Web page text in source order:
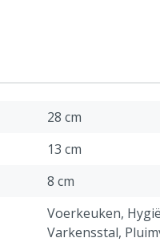
28 cm
13 cm
8 cm
Voerkeuken,
Varkensstal,